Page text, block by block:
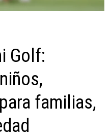
Golf:
familias,